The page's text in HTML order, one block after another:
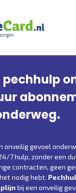
onveilig gevoel
7 hulp, zonder een
contracten, geen
nodig hebt.
bij een onveilig